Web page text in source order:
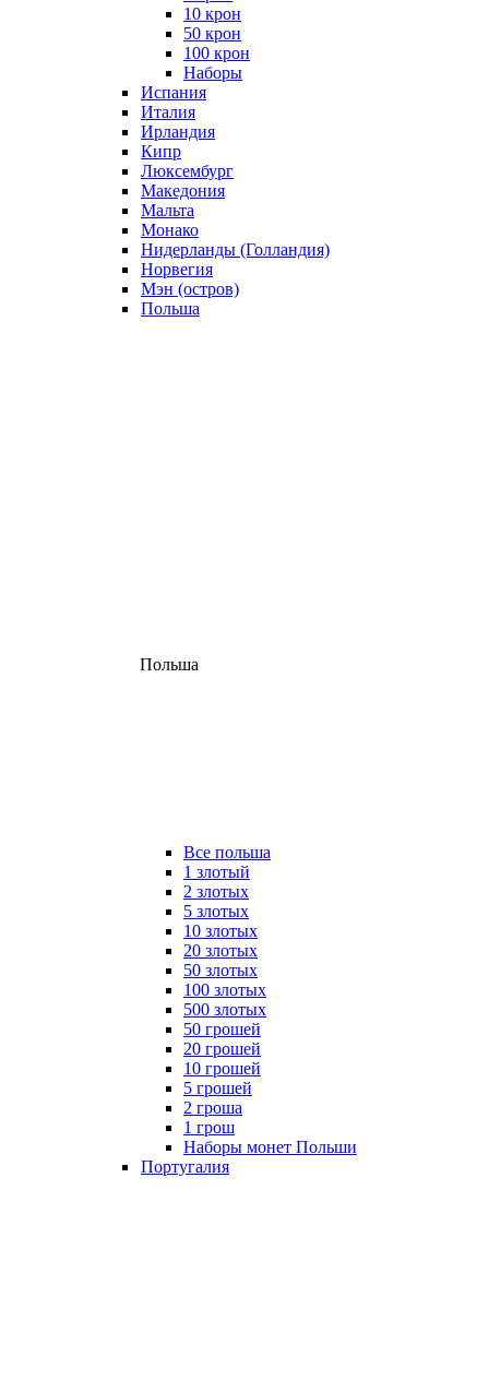
10 крон
50 крон
100 крон
Наборы
Испания
Италия
Ирландия
Кипр
Люксембург
Македония
Мальта
Монако
Нидерланды (Голландия)
Норвегия
Мэн (остров)
Польша
Польша
Все польша
1 злотый
2 злотых
5 злотых
10 злотых
20 злотых
50 злотых
100 злотых
500 злотых
50 грошей
20 грошей
10 грошей
5 грошей
2 гроша
1 грош
Наборы монет Польши
Португалия